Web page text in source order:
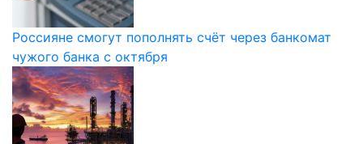
Россияне смогут пополнять счёт через банкомат
чужого банка с октября